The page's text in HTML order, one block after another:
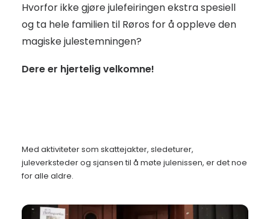
Hvorfor ikke gjøre julefeiringen ekstra spesiell
og ta hele familien til Røros for å oppleve den
magiske julestemningen?
Dere er hjertelig velkomne!
Med aktiviteter som skattejakter, sledeturer,
juleverksteder og sjansen til å møte julenissen, er det noe
for alle aldre.